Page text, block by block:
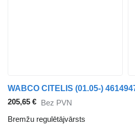
205,65 € Bez PVN
Bremžu regulētājvārsts